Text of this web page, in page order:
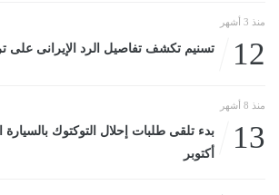
منذ 3 أشهر
12 تسنيم تكشف تفاصيل الرد الإيرانى
منذ 8 أشهر
13
أكتوبر